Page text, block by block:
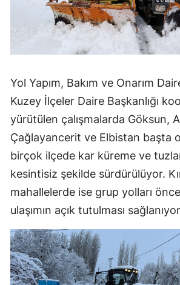
Yol Yapım, Bakım ve Onarım
Kuzey İlçeler Daire Başkanlığı
yürütülen çalışmalarda Göksun,
Çağlayancerit ve Elbistan başta
birçok ilçede kar küreme ve
kesintisiz şekilde sürdürülüyor.
mahallelerde ise grup yolları
ulaşımın açık tutulması